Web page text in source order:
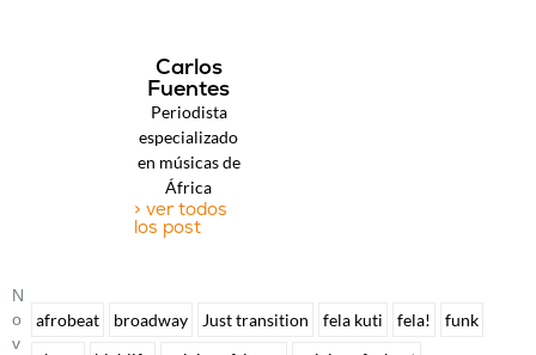
Carlos
Fuentes
Periodista
especializado
en músicas de
África
> ver todos
los post
N
O
V
afrobeat broadway Just transition fela kuti fela!
funk